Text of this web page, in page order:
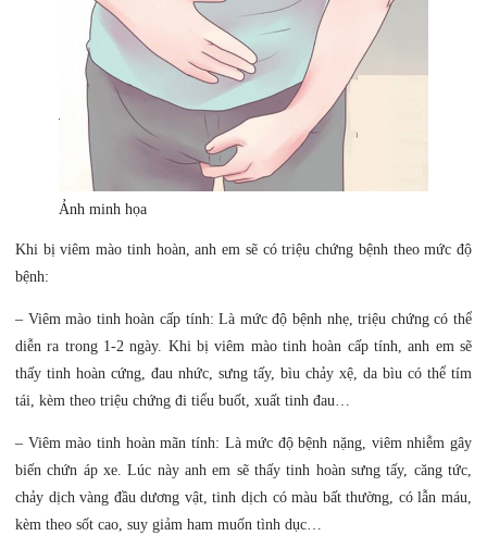
Ảnh minh họa
Khi bị viêm mào tinh hoàn, anh em sẽ có triệu chứng bệnh theo mức độ
bệnh:
– Viêm mào tinh hoàn cấp tính: Là mức độ bệnh nhẹ, triệu chứng có thể
diễn ra trong 1-2 ngày. Khi bị viêm mào tinh hoàn cấp tính, anh em sẽ
thấy tinh hoàn cứng, đau nhức, sưng tấy, bìu chảy xệ, da bìu có thể tím
tái, kèm theo triệu chứng đi tiểu buốt, xuất tinh đau…
– Viêm mào tinh hoàn mãn tính: Là mức độ bệnh nặng, viêm nhiễm gây
biến chứn áp xe. Lúc này anh em sẽ thấy tinh hoàn sưng tấy, căng tức,
chảy dịch vàng đầu dương vật, tinh dịch có màu bất thường, có lẫn máu,
kèm theo sốt cao, suy giảm ham muốn tình dục…